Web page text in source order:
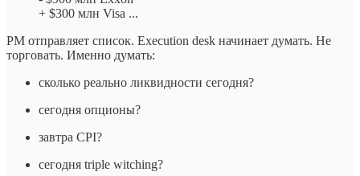
+ $300 млн Visa ...
PM отправляет список. Execution desk начинает думать. Не
торговать. Именно думать:
сколько реально ликвидности сегодня?
сегодня опционы?
завтра CPI?
сегодня triple witching?